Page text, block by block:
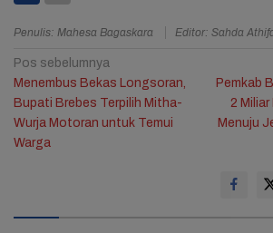
Penulis: Mahesa Bagaskara Editor: Sahda
Navigasi
pos
Pos sebelumnya
Menembus Bekas Longsoran,
Bupati Brebes Terpilih Mitha-
Wurja Motoran untuk Temui
Warga
Pemkab
2
Menuju